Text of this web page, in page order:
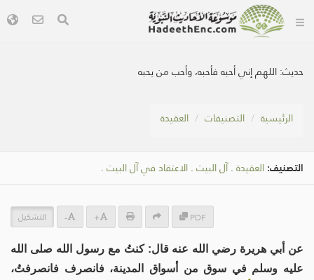
حديث:اللهم إني أحبه فأحبه، وأحب من يحبه
الرئيسية التصنيفات العقيدة
التصنيف: العقيدة .آل البيت . الاعتقاد في آل البيت .
PDF
+
- التشكيل
عن أبي هريرة رضي الله عنه قال: كنتُ مع رسول الله صلى الله
عليه وسلم في سوق من أسواق المدينة، فانصرف فانصرفتُ،